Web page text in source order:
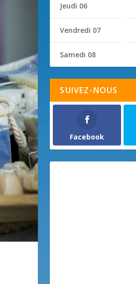
Jeudi 06
Vendredi 07
Samedi 08
SUIVEZ-NOUS
Facebook